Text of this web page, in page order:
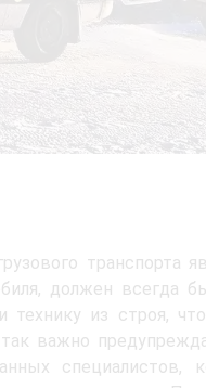
транспорта
должен всегда
из строя,
важно